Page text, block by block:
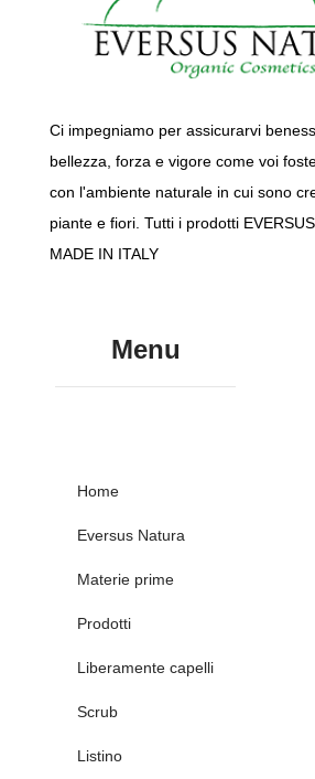
Ci impegniamo per assicurarvi
bellezza, forza e vigore come voi
con l'ambiente naturale in cui sono
piante e fiori. Tutti i prodotti
MADE IN ITALY
Menu
Home
Eversus Natura
Materie prime
Prodotti
Liberamente capelli
Scrub
Listino